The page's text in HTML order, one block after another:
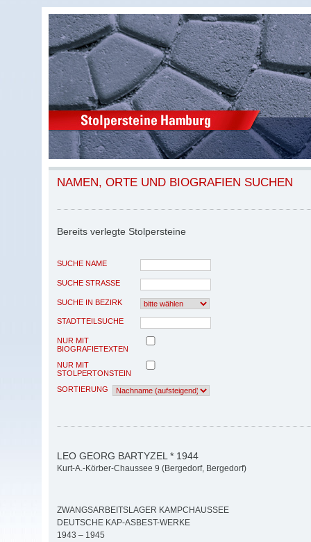
NAMEN, ORTE UND BIOGRAFIEN SUCHEN
Bereits verlegte Stolpersteine
SUCHE NAME
SUCHE STRASSE
SUCHE IN BEZIRK
STADTTEILSUCHE
NUR MIT
BIOGRAFIETEXTEN
NUR MIT
STOLPERTONSTEIN
SORTIERUNG
LEO GEORG BARTYZEL * 1944
Kurt-A.-Körber-Chaussee 9 (Bergedorf, Bergedorf)
ZWANGSARBEITSLAGER KAMPCHAUSSEE
DEUTSCHE KAP-ASBEST-WERKE
1943 – 1945